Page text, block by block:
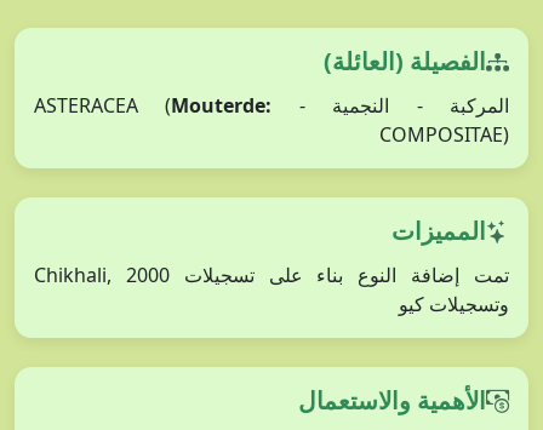
الفصيلة (العائلة)
المركبة - النجمية - ASTERACEA ( Mouterde:
COMPOSITAE)
المميزات
تمت إضافة النوع بناء على تسجيلات Chikhali, 2000
وتسجيلات كيو
الأهمية والاستعمال